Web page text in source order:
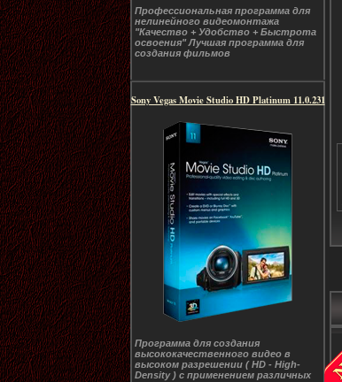
Профессиональная программа для
нелинейного видеомонтажа
"Качество + Удобство + Быстрота
освоения" Лучшая программа для
создания фильмов
Sony Vegas Movie Studio HD Platinum 11.0.231
Программа для создания
высококачественного видео в
высоком разрешении ( HD - High-
Density ) с применением различных